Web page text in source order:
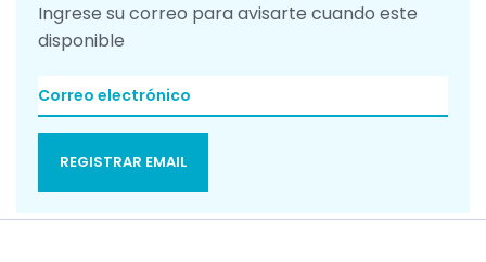
Ingrese su correo para avisarte cuando este
disponible
REGISTRAR EMAIL